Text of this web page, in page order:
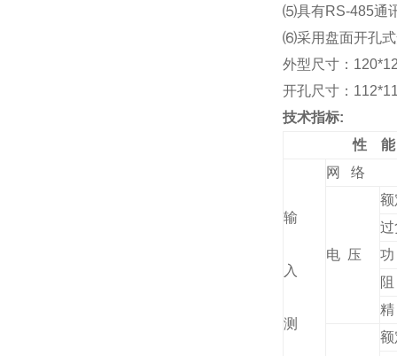
⑸具有RS-485通
⑹采用盘面开孔
外型尺寸：
开孔尺寸：
技术指标:
性 能
输
入
测
网 络
电 压
额
过
额